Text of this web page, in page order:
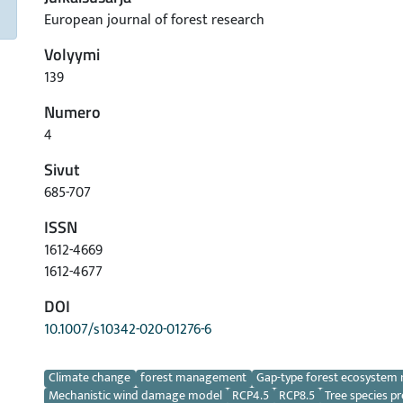
European journal of forest research
Volyymi
139
Numero
4
Sivut
685-707
ISSN
1612-4669
1612-4677
DOI
10.1007/s10342-020-01276-6
Avainsanat
Climate change forest management Gap-type forest ecosystem
Mechanistic wind damage model RCP4.5 RCP8.5 Tree species